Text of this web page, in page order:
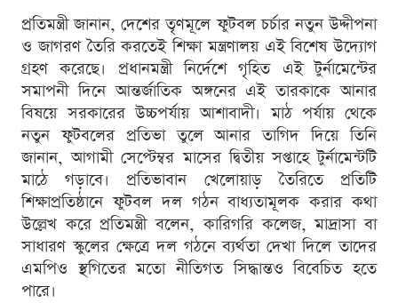
প্রতিমন্ত্রী জানান, দেশের তৃণমূলে ফুটবল চর্চার নতুন উদ্দীপনা
ও জাগরণ তৈরি করতেই শিক্ষা মন্ত্রণালয় এই বিশেষ উদ্যোগ
গ্রহণ করেছে। প্রধানমন্ত্রী নির্দেশে গৃহিত এই টুর্নামেন্টের
সমাপনী দিনে আন্তর্জাতিক অঙ্গনের এই তারকাকে আনার
বিষয়ে সরকারের উচ্চপর্যায় আশাবাদী। মাঠ পর্যায় থেকে
নতুন ফুটবলের প্রতিভা তুলে আনার তাগিদ দিয়ে তিনি
জানান, আগামী সেপ্টেম্বর মাসের দ্বিতীয় সপ্তাহে টুর্নামেন্টটি
মাঠে গড়াবে। প্রতিভাবান খেলোয়াড় তৈরিতে প্রতিটি
শিক্ষাপ্রতিষ্ঠানে ফুটবল দল গঠন বাধ্যতামূলক করার কথা
উল্লেখ করে প্রতিমন্ত্রী বলেন, কারিগরি কলেজ, মাদ্রাসা বা
সাধারণ স্কুলের ক্ষেত্রে দল গঠনে ব্যর্থতা দেখা দিলে তাদের
এমপিও স্থগিতের মতো নীতিগত সিদ্ধান্তও বিবেচিত হতে
পারে।